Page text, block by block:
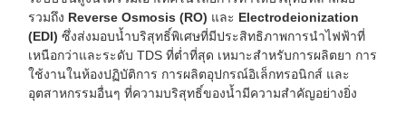
รวมถึง Reverse Osmosis (RO) และ Electrodeionization
(EDI) ซึ่งส่งมอบน้ำบริสุทธิ์พิเศษที่มีประสิทธิภาพการนำไฟฟ้าที่
เหนือกว่าและระดับ TDS ที่ต่ำที่สุด เหมาะสำหรับการผลิตยา การ
ใช้งานในห้องปฏิบัติการ การผลิตอุปกรณ์อิเล็กทรอนิกส์ และ
อุตสาหกรรมอื่นๆ ที่ความบริสุทธิ์ของน้ำมีความสำคัญอย่างยิ่ง